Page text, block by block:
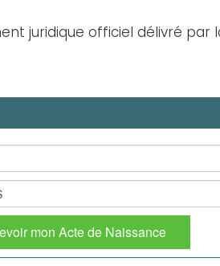
juridique officiel délivré par
mon Acte de Naissance